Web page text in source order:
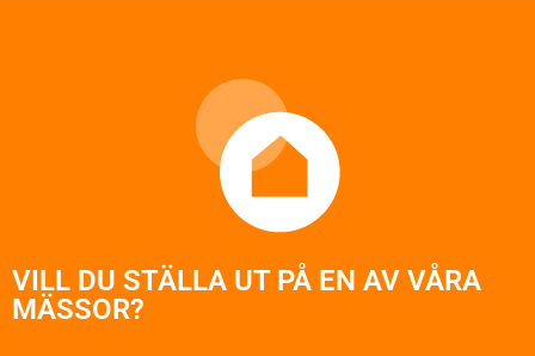
VILL DU STÄLLA UT PÅ EN AV VÅRA
MÄSSOR?